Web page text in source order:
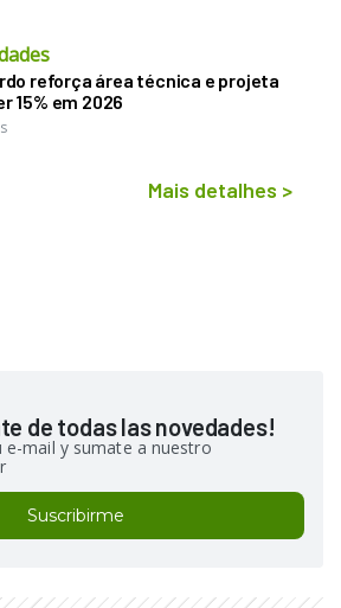
reforça área técnica e projeta
15% em 2026
Mais detalhes >
de todas las novedades!
e-mail y sumate a nuestro
Suscribirme